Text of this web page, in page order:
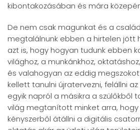
kibontakozásában és mára
De nem csak magunkat és a
megtalálnunk ebben a hirtelen jött
azt is, hogy hogyan tudunk ebben
világhoz, a munkánkhoz,
és valahogyan az eddig
kellett tanulni újratervezni, felállni
egyik napról a másikra a szülőkből
világ megtanított minket arra,
kényszerből átállni a digitális